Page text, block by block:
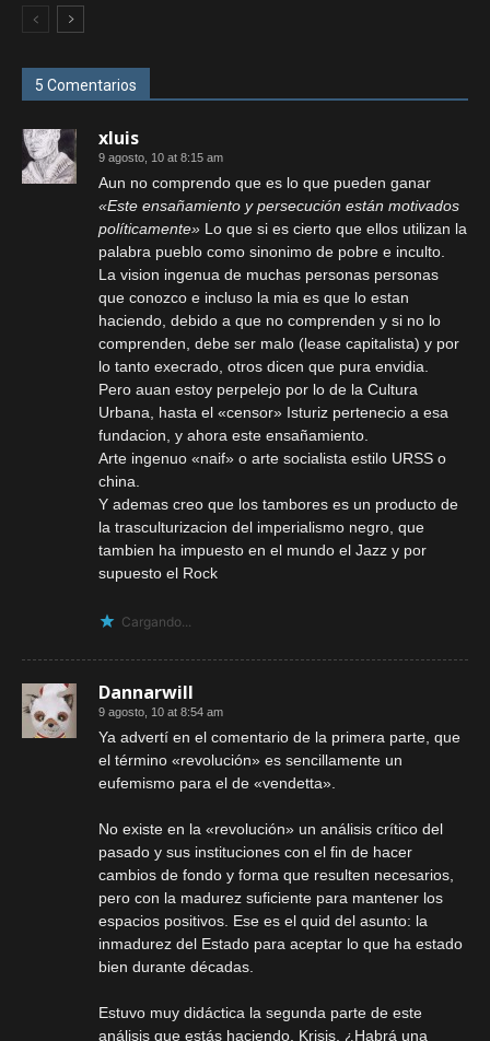
5 Comentarios
xluis
9 agosto, 10 at 8:15 am
Aun no comprendo que es lo que pueden ganar
«Este ensañamiento y persecución están motivados
políticamente» Lo que si es cierto que ellos utilizan la
palabra pueblo como sinonimo de pobre e inculto.
La vision ingenua de muchas personas personas
que conozco e incluso la mia es que lo estan
haciendo, debido a que no comprenden y si no lo
comprenden, debe ser malo (lease capitalista) y por
lo tanto execrado, otros dicen que pura envidia.
Pero auan estoy perpelejo por lo de la Cultura
Urbana, hasta el «censor» Isturiz pertenecio a esa
fundacion, y ahora este ensañamiento.
Arte ingenuo «naif» o arte socialista estilo URSS o
china.
Y ademas creo que los tambores es un producto de
la trasculturizacion del imperialismo negro, que
tambien ha impuesto en el mundo el Jazz y por
supuesto el Rock
Cargando...
Dannarwill
9 agosto, 10 at 8:54 am
Ya advertí en el comentario de la primera parte, que
el término «revolución» es sencillamente un
eufemismo para el de «vendetta».
No existe en la «revolución» un análisis crítico del
pasado y sus instituciones con el fin de hacer
cambios de fondo y forma que resulten necesarios,
pero con la madurez suficiente para mantener los
espacios positivos. Ese es el quid del asunto: la
inmadurez del Estado para aceptar lo que ha estado
bien durante décadas.
Estuvo muy didáctica la segunda parte de este
análisis que estás haciendo, Krisis. ¿Habrá una